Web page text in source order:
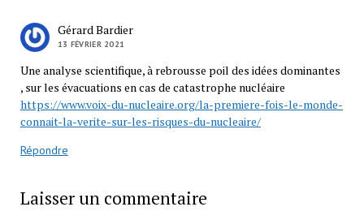
Gérard Bardier
13 FÉVRIER 2021
Une analyse scientifique, à rebrousse poil des idées dominantes
, sur les évacuations en cas de catastrophe nucléaire
https://www.voix-du-nucleaire.org/la-premiere-fois-le-monde-
connait-la-verite-sur-les-risques-du-nucleaire/
Répondre
Laisser un commentaire